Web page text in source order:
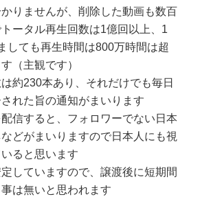
りませんが、削除した動画も数百
ータル再生回数は1億回以上、1
しても再生時間は800万時間は超
（主観です）
約230本あり、それだけでも毎日
れた旨の通知がまいります
配信すると、フォロワーでない日本
どがまいりますので日本人にも視
ると思います
定していますので、譲渡後に短期間
は無いと思われます